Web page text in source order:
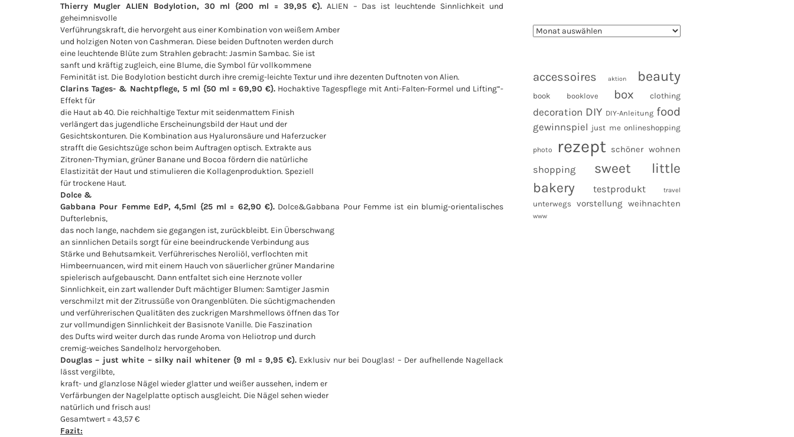
Thierry Mugler ALIEN Bodylotion, 30 ml {200 ml = 39,95 €}.ALIEN – Das ist leuchtende Sinnlichkeit und
geheimnisvolle
Verführungskraft, die hervorgeht aus einer Kombination von weißem Amber
und holzigen Noten von Cashmeran. Diese beiden Duftnoten werden durch
eine leuchtende Blüte zum Strahlen gebracht: Jasmin Sambac. Sie ist
sanft und kräftig zugleich, eine Blume, die Symbol für vollkommene
Feminität ist. Die Bodylotion besticht durch ihre cremig-leichte Textur und ihre dezenten Duftnoten von Alien.
Clarins Tages- & Nachtpflege, 5 ml {50 ml = 69,90 €}. Hochaktive Tagespflege mit Anti-Falten-Formel und Lifting”-
Effekt für
die Haut ab 40. Die reichhaltige Textur mit seidenmattem Finish
verlängert das jugendliche Erscheinungsbild der Haut und der
Gesichtskonturen. Die Kombination aus Hyaluronsäure und Haferzucker
strafft die Gesichtszüge schon beim Auftragen optisch. Extrakte aus
Zitronen-Thymian, grüner Banane und Bocoa fördern die natürliche
Elastizität der Haut und stimulieren die Kollagenproduktion. Speziell
für trockene Haut.
Dolce &
Gabbana Pour Femme EdP, 4,5ml {25 ml = 62,90 €}. Dolce&Gabbana Pour Femme ist ein blumig-orientalisches
Dufterlebnis,
das noch lange, nachdem sie gegangen ist, zurückbleibt. Ein Überschwang
an sinnlichen Details sorgt für eine beeindruckende Verbindung aus
Stärke und Behutsamkeit. Verführerisches Neroliöl, verflochten mit
Himbeernuancen, wird mit einem Hauch von säuerlicher grüner Mandarine
spielerisch aufgebauscht. Dann entfaltet sich eine Herznote voller
Sinnlichkeit, ein zart wallender Duft mächtiger Blumen: Samtiger Jasmin
verschmilzt mit der Zitrussüße von Orangenblüten. Die süchtigmachenden
und verführerischen Qualitäten des zuckrigen Marshmellows öffnen das Tor
zur vollmundigen Sinnlichkeit der Basisnote Vanille. Die Faszination
des Dufts wird weiter durch das runde Aroma von Heliotrop und durch
cremig-weiches Sandelholz hervorgehoben.
Douglas – just white – silky nail whitener {9 ml = 9,95 €}.Exklusiv nur bei Douglas! – Der aufhellende Nagellack
lässt vergilbte,
kraft- und glanzlose Nägel wieder glatter und weißer aussehen, indem er
Verfärbungen der Nagelplatte optisch ausgleicht. Die Nägel sehen wieder
natürlich und frisch aus!
Gesamtwert = 43,57 €
Fazit:
accessoires aktion beauty
book booklove box clothing
decoration DIY DIY-Anleitung food
gewinnspiel just me onlineshopping
photo rezept schöner wohnen
shopping
sweet little
bakery
testprodukt travel
unterwegs vorstellung weihnachten
www